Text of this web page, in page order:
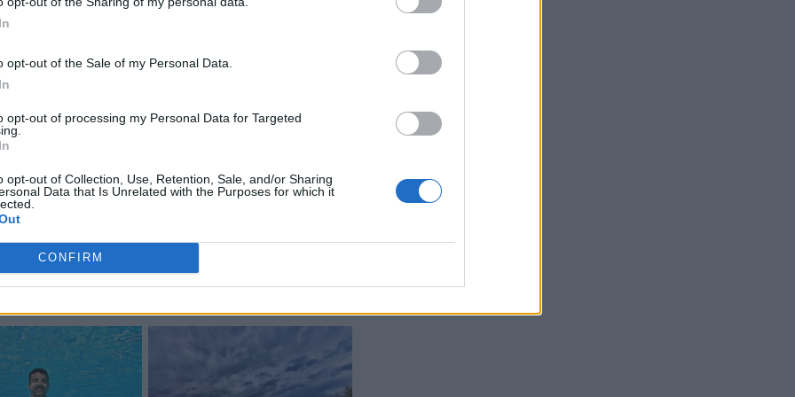
opt-out of the Sale of my Personal Data.
opt-out of processing my Personal Data for Targeted
opt-out of Collection, Use, Retention, Sale, and/or Sharing
Data that Is Unrelated with the Purposes for which it
CONFIRM
εναντίον αμερικανικών